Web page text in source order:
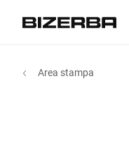
MyBizerba
Area stampa